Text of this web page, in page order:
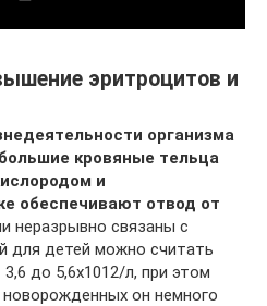
эритроцитов и
организма
кровяные тельца
и
обеспечивают отвод от
неразрывно связаны с
для детей можно считать
до 5,6х1012/л, при этом
он немного